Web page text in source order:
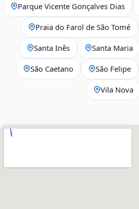
Parque Vicente Gonçalves Dias
Praia do Farol de São Tomé
Santa Inês Santa Maria
São Caetano São Felipe
Vila Nova